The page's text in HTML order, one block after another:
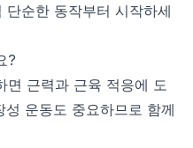
순한 동작부터 시작하세
?
면 근력과 근육 적응에 도
운동도 중요하므로 함께